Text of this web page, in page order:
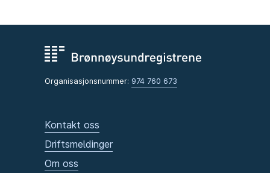
Organisasjonsnummer: 974 760 673
Kontakt oss
Driftsmeldinger
Om oss